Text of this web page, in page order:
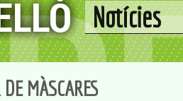
Notícies
MÀSCARES